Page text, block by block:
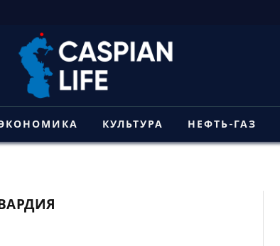
КУЛЬТУРА НЕФТЬ-ГАЗ